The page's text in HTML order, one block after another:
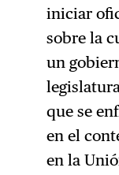
iniciar
sobre la
un
que se
en el
en la